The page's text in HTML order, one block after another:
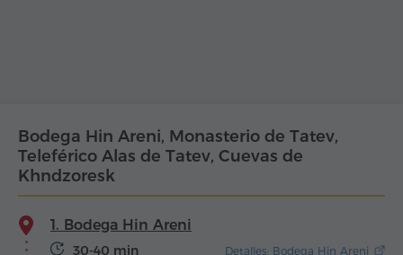
Bodega Hin Areni, Monasterio de Tatev,
Teleférico Alas de Tatev, Cuevas de
Khndzoresk
1. Bodega Hin Areni
30-40 min Detalles: Bodega Hin Areni